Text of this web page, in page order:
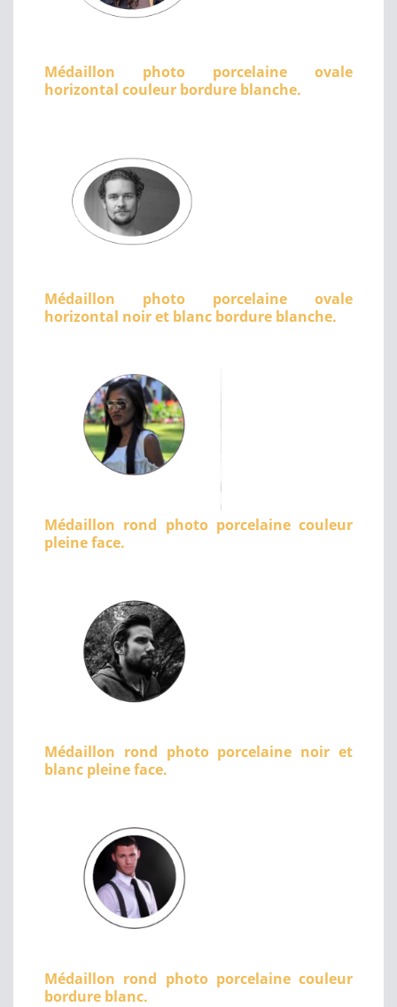
Médaillon photo porcelaine ovale
horizontal couleur bordure blanche.
Médaillon photo porcelaine ovale
horizontal noir et blanc bordure blanche.
Médaillon rond photo porcelaine couleur
pleine face.
Médaillon rond photo porcelaine noir et
blanc pleine face.
Médaillon rond photo porcelaine couleur
bordure blanc.